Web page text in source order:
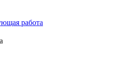
работа